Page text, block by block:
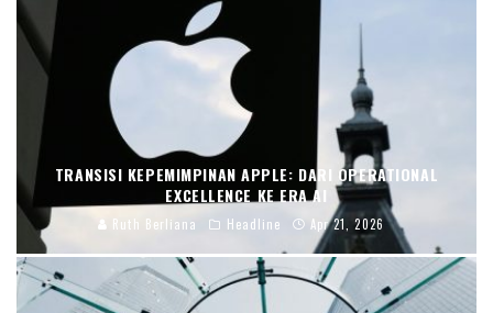
TRANSISI KEPEMIMPINAN APPLE: DARI OPERATIONAL
EXCELLENCE KE ERA AI
Ruth Berliana Headline Apr 21, 2026